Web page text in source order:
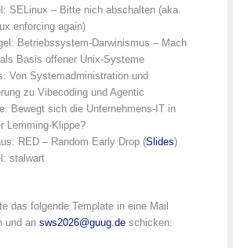
SELinux – Bitte nich abschalten (aka.
enforcing again)
Betriebssystem-Darwinismus – Mach
Basis offener Unix-Systeme
Von Systemadministration und
zu Vibecoding und Agentic
Bewegt sich die Unternehmens-IT in
Lemming-Klippe?
RED – Random Early Drop (Slides)
stalwart
das folgende Template in eine Mail
und answs2026@guug.de schicken: